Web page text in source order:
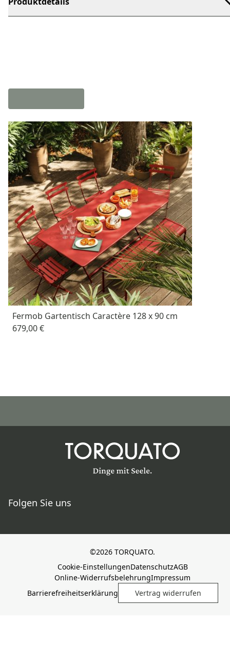
Fermob Gartentisch Caractère 128 x 90 cm
679,00 €
Folgen Sie uns
©2026 TORQUATO.
Cookie-EinstellungenDatenschutzAGB
Online-WiderrufsbelehrungImpressum
Barrierefreiheitserklärung
Vertrag widerrufen